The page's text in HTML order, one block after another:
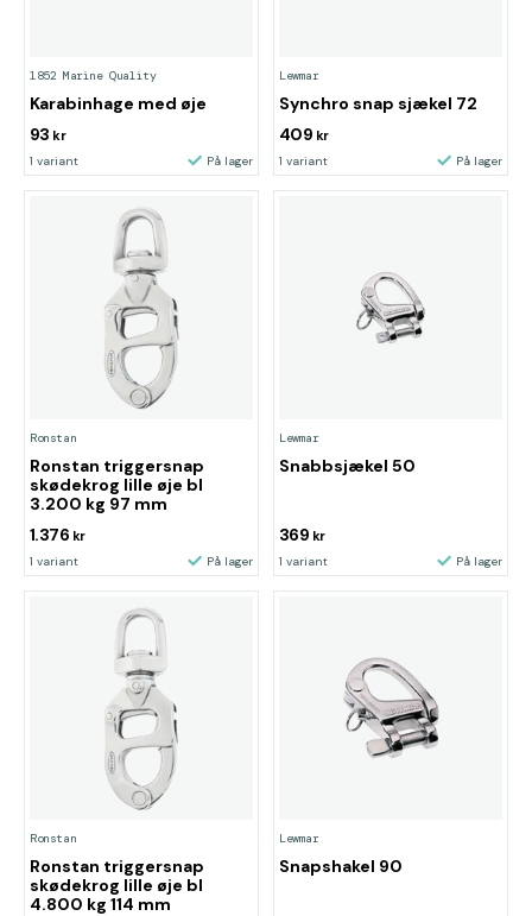
1852 Marine Quality
Karabinhage med øje
93 kr
1 variant På lager
Lewmar
Synchro snap sjækel 72
409 kr
1 variant På lager
Ronstan
Ronstan triggersnap
skødekrog lille øje bl
3.200 kg 97 mm
1.376 kr
1 variant På lager
Lewmar
Snabbsjækel 50
369 kr
1 variant På lager
Ronstan
Ronstan triggersnap
skødekrog lille øje bl
4.800 kg 114 mm
Lewmar
Snapshakel 90